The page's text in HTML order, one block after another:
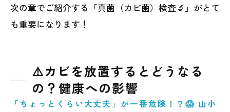
次の章でご紹介する「真菌（カビ菌）検査🔬」がとて
も重要になります！
⚠️カビを放置するとどうなる
の？健康への影響
「ちょっとくらい大丈夫」が一番危険！？😱 山小